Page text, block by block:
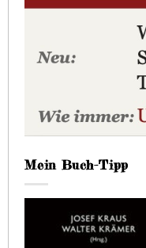
Mein Buch-Tipp